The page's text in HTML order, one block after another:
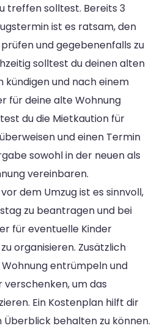
treffen solltest. Bereits 3
ist es ratsam, den
und gegebenenfalls zu
solltest du deinen alten
und nach einem
für deine alte Wohnung
du die Mietkaution für
und einen Termin
sowohl in der neuen als
vereinbaren.
dem Umzug ist es sinnvoll,
zu beantragen und bei
für eventuelle Kinder
organisieren. Zusätzlich
entrümpeln und
um das
Ein Kostenplan hilft dir
Überblick behalten zu können.